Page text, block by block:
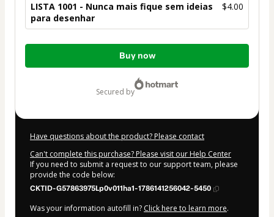
LISTA 1001 - Nunca mais fique sem ideias
para desenhar
$4.00
Total
Buy now
secured by
Have questions about the product? Please contact
Can't complete this purchase? Please visit our Help Center
If you need to submit a request to our support team, please
provide the code below:
CKTID-G57863975Lp0v011ha1-1786141256042-5450
Was your information autofill in? Click here to learn more.